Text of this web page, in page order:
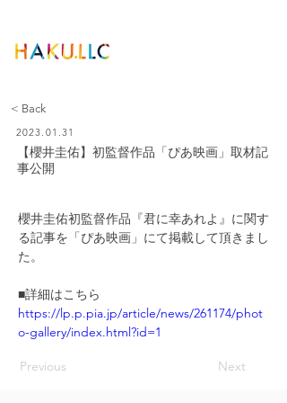
< Back
2023.01.31
【櫻井圭佑】初監督作品「ぴあ映画」取材記
事公開
櫻井圭佑初監督作品『君に幸あれよ』に関す
る記事を「ぴあ映画」にて掲載して頂きまし
た。
■詳細はこちら
https://lp.p.pia.jp/article/news/261174/phot
o-gallery/index.html?id=1
Previous Next